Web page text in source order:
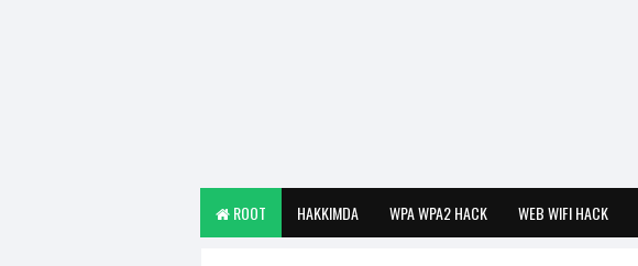
ROOT HAKKIMDA WPA WPA2 HACK WEB WIFI HACK